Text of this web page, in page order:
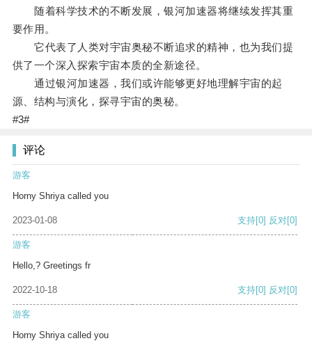
随着科学技术的不断发展，银河加速器将继续发挥其重
要作用。
它代表了人类对宇宙奥秘不断追求的精神，也为我们提
供了一个深入探索宇宙本质的全新途径。
通过银河加速器，我们或许能够更好地理解宇宙的起
源、结构与演化，探寻宇宙的奥秘。
#3#
评论
游客
Horny Shriya called you
2023-01-08 支持[0] 反对[0]
游客
Hello,? Greetings fr
2022-10-18 支持[0] 反对[0]
游客
Horny Shriya called you